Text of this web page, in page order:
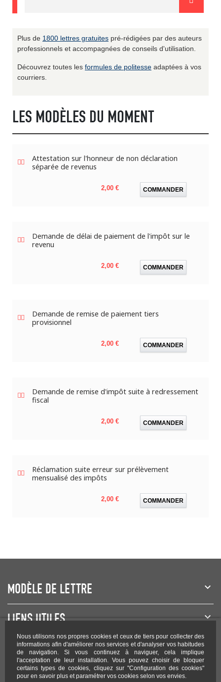
Nous utilisons nos propres cookies et ceux de tiers pour collecter des
informations afin d'améliorer nos services et d'analyser vos habitudes
de navigation. Si vous continuez à naviguer, cela implique
l'acceptation de leur installation. Vous pouvez choisir de bloquer
certains types de cookies, cliquez sur "Configuration des cookies"
pour en savoir plus et paramétrer vos cookies selon vos envies.
Plus de 1800 lettres gratuites pré-rédigées par des auteurs
professionnels et accompagnées de conseils d'utilisation.
Découvrez toutes les formules de politesse adaptées à vos
courriers.
LES MODÈLES DU MOMENT
Attestation sur l'honneur de non déclaration
séparée de revenus
Prix
2,00 € COMMANDER
Demande de délai de paiement de l'impôt sur le
revenu
Prix
2,00 € COMMANDER
Demande de remise de paiement tiers
provisionnel
Prix
2,00 € COMMANDER
Demande de remise d'impôt suite à redressement
fiscal
Prix
2,00 € COMMANDER
Réclamation suite erreur sur prélèvement
mensualisé des impôts
Prix
2,00 € COMMANDER
MODÈLE DE LETTRE
LIENS UTILES
NEWSLETTER